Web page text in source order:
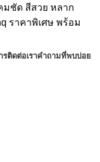
มชัด สีสวย หลาก
ราคาพิเศษ พร้อม
รติดต่อเราคำถามที่พบบ่อย